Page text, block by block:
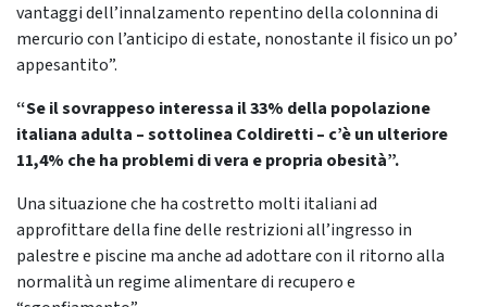
vantaggi dell’innalzamento repentino della colonnina di
mercurio con l’anticipo di estate, nonostante il fisico un po’
appesantito”.
“Se il sovrappeso interessa il 33% della popolazione
italiana adulta – sottolinea Coldiretti – c’è un ulteriore
11,4% che ha problemi di vera e propria obesità”.
Una situazione che ha costretto molti italiani ad
approfittare della fine delle restrizioni all’ingresso in
palestre e piscine ma anche ad adottare con il ritorno alla
normalità un regime alimentare di recupero e